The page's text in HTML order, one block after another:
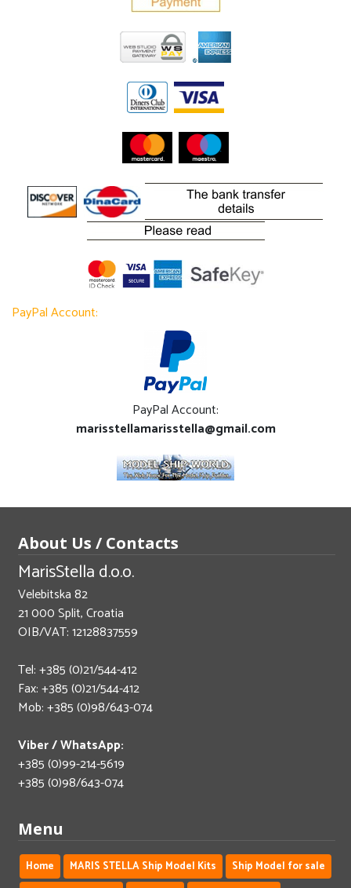
PayPal Account:
PayPal Account:
marisstellamarisstella@gmail.com
About Us / Contacts
MarisStella d.o.o.
Velebitska 82
21 000 Split, Croatia
OIB/VAT: 12128837559
Tel: +385 (0)21/544-412
Fax: +385 (0)21/544-412
Mob: +385 (0)98/643-074
Viber / WhatsApp:
+385 (0)99-214-5619
+385 (0)98/643-074
Menu
Home MARIS STELLA Ship Model Kits
Ship Model for sale